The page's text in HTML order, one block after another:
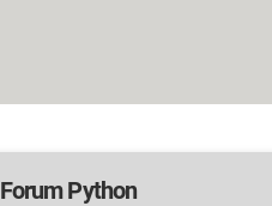
Forum Python